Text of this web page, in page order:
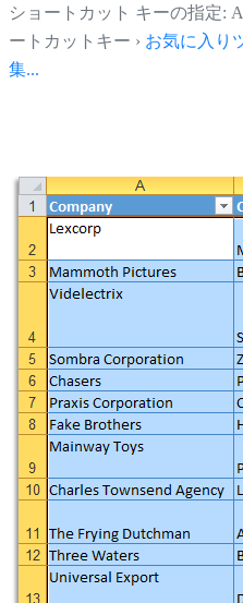
ショートカット キーの指定:
ートカットキー › お気に入り
集...